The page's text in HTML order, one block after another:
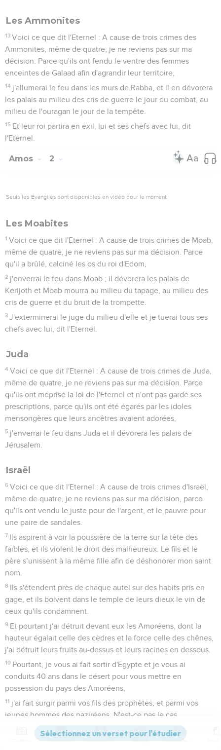
Les Ammonites
13 Voici ce que dit l'Eternel : A cause de trois crimes des
Ammonites, même de quatre, je ne reviens pas sur ma
décision. Parce qu'ils ont fendu le ventre des femmes
enceintes de Galaad afin d'agrandir leur territoire,
14 j'allumerai le feu dans les murs de Rabba, et il en dévorera
les palais au milieu des cris de guerre le jour du combat, au
milieu de l'ouragan le jour de la tempête.
15 Et leur roi partira en exil, lui et ses chefs avec lui, dit
l'Eternel.
Amos 2
Seuls les Évangiles sont disponibles en vidéo pour le moment.
Les Moabites
1 Voici ce que dit l'Eternel : A cause de trois crimes de Moab,
même de quatre, je ne reviens pas sur ma décision. Parce
qu'il a brûlé, calciné les os du roi d'Edom,
2 j'enverrai le feu dans Moab ; il dévorera les palais de
Kerijoth et Moab mourra au milieu du tapage, au milieu des
cris de guerre et du bruit de la trompette.
3 J'exterminerai le juge du milieu d'elle et je tuerai tous ses
chefs avec lui, dit l'Eternel.
Juda
4 Voici ce que dit l'Eternel : A cause de trois crimes de Juda,
même de quatre, je ne reviens pas sur ma décision. Parce
qu'ils ont méprisé la loi de l'Eternel et n'ont pas gardé ses
prescriptions, parce qu'ils ont été égarés par les idoles
mensongères que leurs ancêtres avaient adorées,
5 j'enverrai le feu dans Juda et il dévorera les palais de
Jérusalem.
Israël
6 Voici ce que dit l'Eternel : A cause de trois crimes d'Israël,
même de quatre, je ne reviens pas sur ma décision, parce
qu'ils ont vendu le juste pour de l'argent, et le pauvre pour
une paire de sandales.
7 Ils aspirent à voir la poussière de la terre sur la tête des
faibles, et ils violent le droit des malheureux. Le fils et le
père s’unissent à la même fille afin de déshonorer mon saint
nom.
8 Ils s'étendent près de chaque autel sur des habits pris en
gage, et ils boivent dans le temple de leurs dieux le vin de
ceux qu'ils condamnent.
9 Et pourtant j'ai détruit devant eux les Amoréens, dont la
hauteur égalait celle des cèdres et la force celle des chênes,
j'ai détruit leurs fruits au-dessus et leurs racines en dessous.
10 Pourtant, je vous ai fait sortir d'Egypte et je vous ai
conduits 40 ans dans le désert pour vous mettre en
possession du pays des Amoréens,
11 j'ai fait surgir parmi vos fils des prophètes, et parmi vos
jeunes hommes des naziréens. N'est-ce pas le cas,
Israélites ? déclare l'Eternel.
Et vous avez fait boire du vin aux naziréens, et aux
Versions Commentaires Strong